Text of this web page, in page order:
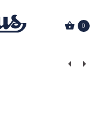
0